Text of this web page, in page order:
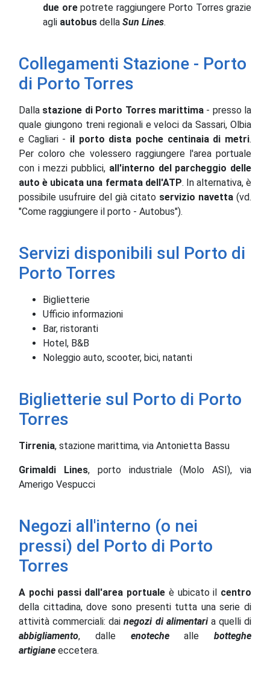
due orepotrete raggiungere Porto Torres grazie
agli autobus della Sun Lines.
Collegamenti Stazione - Porto
di Porto Torres
Dalla stazione di Porto Torres marittima- presso la
quale giungono treni regionali e veloci da Sassari, Olbia
e Cagliari - il porto dista poche centinaia di metri.
Per coloro che volessero raggiungere l'area portuale
con i mezzi pubblici, all'interno del parcheggio delle
auto è ubicata una fermata dell'ATP. In alternativa, è
possibile usufruire del già citato servizio navetta (vd.
"Come raggiungere il porto - Autobus").
Servizi disponibili sul Porto di
Porto Torres
Biglietterie
Ufficio informazioni
Bar, ristoranti
Hotel, B&B
Noleggio auto, scooter, bici, natanti
Biglietterie sul Porto di Porto
Torres
Tirrenia, stazione marittima, via Antonietta Bassu
Grimaldi Lines, porto industriale (Molo ASI), via
Amerigo Vespucci
Negozi all'interno (o nei
pressi) del Porto di Porto
Torres
A pochi passi dall'area portuale è ubicato il centro
della cittadina, dove sono presenti tutta una serie di
attività commerciali: dainegozi di alimentaria quelli di
abbigliamento, dalle enotechealle botteghe
artigiane eccetera.